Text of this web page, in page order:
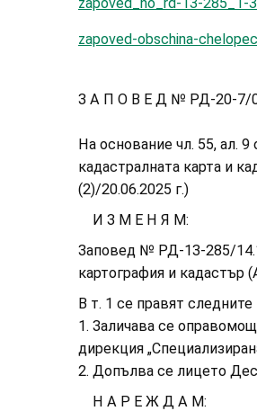
zapoved-obschina-
З А П О В Е Д № РД-20-7/
На основание чл. 55, ал.
кадастралната карта и
(2)/20.06.2025 г.)
И З М Е Н Я М:
Заповед № РД-13-285/
картография и кадастър
В т. 1 се правят
1. Заличава се
дирекция
2. Допълва се лицето
Н А Р Е Ж Д А М: